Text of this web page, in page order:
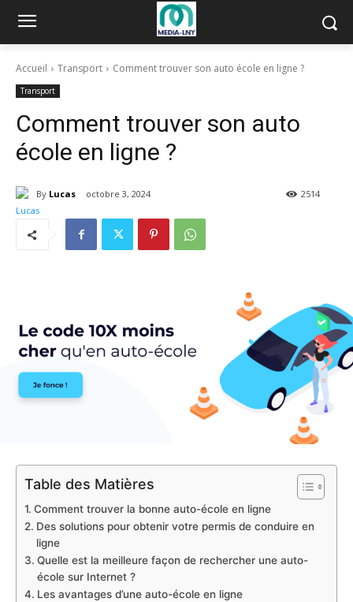
Accueil Transport Comment trouver son auto école en ligne ?
Transport
Comment trouver son auto
école en ligne ?
By Lucas octobre 3, 2024 2514
Table des Matières
Comment trouver la bonne auto-école en ligne
Des solutions pour obtenir votre permis de conduire en
ligne
Quelle est la meilleure façon de rechercher une auto-
école sur Internet ?
Les avantages d’une auto-école en ligne